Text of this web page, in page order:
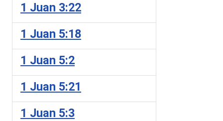
1 Juan 3:22
1 Juan 5:18
1 Juan 5:2
1 Juan 5:21
1 Juan 5:3